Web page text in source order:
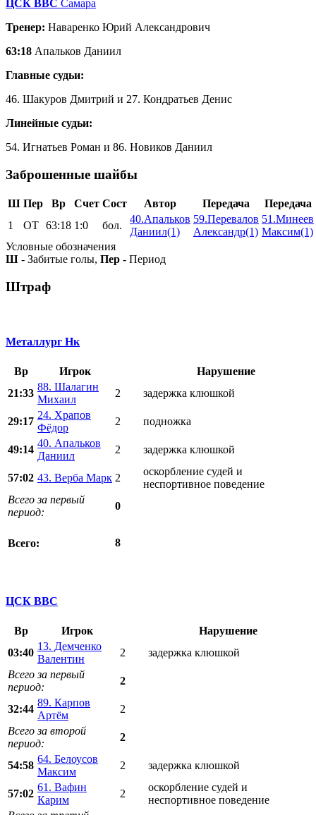
ЦСК ВВС Самара
Тренер: Наваренко Юрий Александрович
63:18 Апальков Даниил
Главные судьи:
46. Шакуров Дмитрий и 27. Кондратьев Денис
Линейные судьи:
54. Игнатьев Роман и 86. Новиков Даниил
Заброшенные шайбы
Ш Пер Вр Счет Сост Автор Передача
Передача
1
ОТ 63:18 1:0 бол.
40.Апальков
Даниил(1)
59.Перевалов
Александр(1)
51.Минеев
Максим(1)
Условные обозначения
Ш - Забитые голы, Пер - Период
Штраф
Металлург Нк
Вр Игрок
Нарушение
21:33
88. Шалагин
Михаил
2 задержка клюшкой
29:17
24. Храпов
Фёдор
2 подножка
49:14
40. Апальков
Даниил
2 задержка клюшкой
57:02 43. Верба Марк 2
оскорбление судей и
неспортивное поведение
Всего за первый
период:
0
Всего: 8
ЦСК ВВС
Вр Игрок
Нарушение
03:40
13. Демченко
Валентин
2
задержка клюшкой
Всего за первый
период:
2
32:44
89. Карпов
Артём
2
Всего за второй
период:
2
54:58
64. Белоусов
Максим
2 задержка клюшкой
57:02
61. Вафин
Карим
2
оскорбление судей и
неспортивное поведение